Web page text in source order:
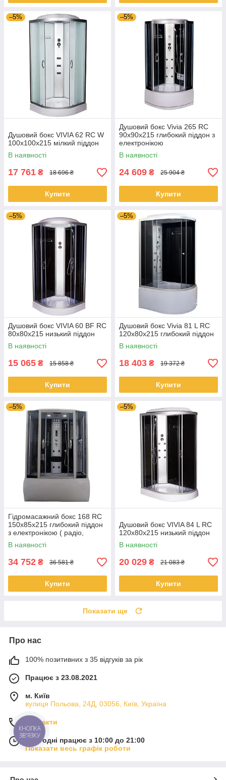
–5%
Душовий бокс VIVIA 62 RC W
100x100x215 мілкий піддон
В наявності
17 761 ₴ 18 696 ₴
Купити
–5%
Душовий бокс Vivia 265 RC
90х90х215 глибокий піддон з
електронікою
(радіо,світло,витяжка)
В наявності
24 609 ₴ 25 904 ₴
Купити
–5%
Душовий бокс VIVIA 60 BF RC
80х80х215 низький піддон
В наявності
15 065 ₴ 15 858 ₴
Купити
–5%
Душовий бокс Vivia 81 L RC
120x80x215 глибокий піддон
В наявності
18 403 ₴ 19 372 ₴
Купити
–5%
Гідромасажний бокс 168 RC
150х85х215 глибокий піддон
з електронікою ( радіо,
світло, витяжка, гідромасаж)
В наявності
34 752 ₴ 36 581 ₴
Купити
–5%
Душовий бокс VIVIA 84 L RC
120x80x215 низький піддон
В наявності
20 029 ₴ 21 083 ₴
Купити
Показати ще
Про нас
100% позитивних з 35 відгуків за рік
Працює з 23.08.2021
м. Київ
вулиця Польова, 24Д, 03056, Київ, Україна
Контакти
Сьогодні працює з 10:00 до 21:00
Показати весь графік роботи
КНОПКА
ЗВ'ЯЗКУ